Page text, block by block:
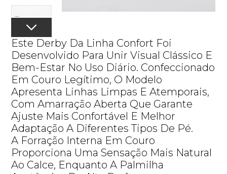
Este Derby Da Linha Confort Foi
Desenvolvido Para Unir Visual Clássico E
Bem-Estar No Uso Diário. Confeccionado
Em Couro Legítimo, O Modelo
Apresenta Linhas Limpas E Atemporais,
Com Amarração Aberta Que Garante
Ajuste Mais Confortável E Melhor
Adaptação A Diferentes Tipos De Pé.
A Forração Interna Em Couro
Proporciona Uma Sensação Mais Natural
Ao Calce, Enquanto A Palmilha